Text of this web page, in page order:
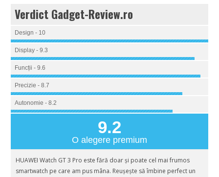
Verdict Gadget-Review.ro
Design - 10
Display - 9.3
Funcții - 9.6
Precizie - 8.7
Autonomie - 8.2
9.2
O alegere premium
HUAWEI Watch GT 3 Pro este fără doar și poate cel mai frumos
smartwatch pe care am pus mâna. Reușește să îmbine perfect un